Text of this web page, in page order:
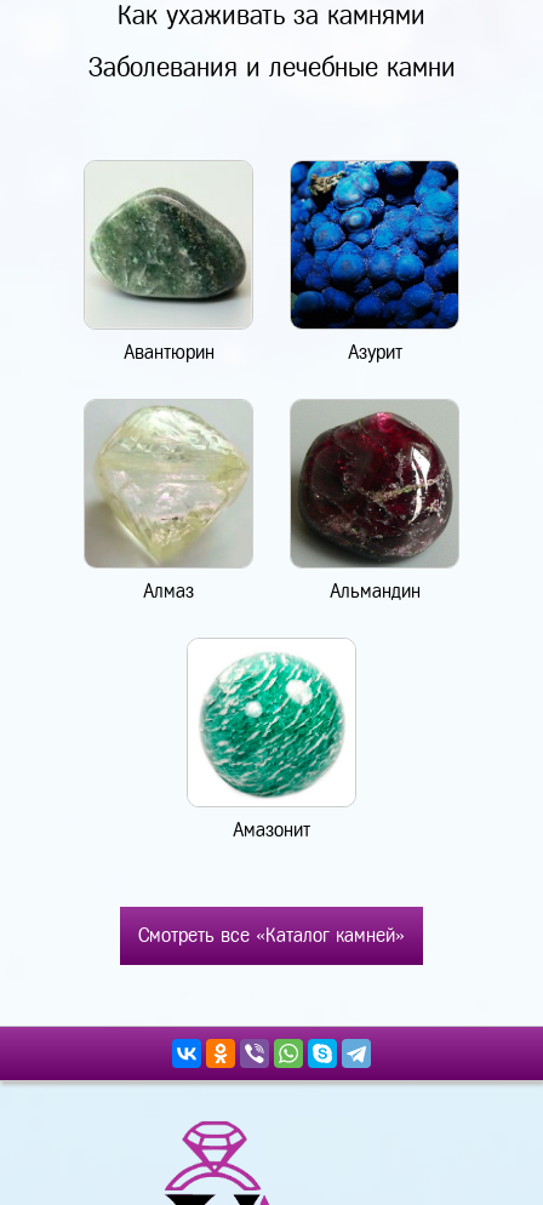
Как ухаживать за камнями
Заболевания и лечебные камни
Авантюрин Азурит
Алмаз Альмандин
Амазонит
Смотреть все «Каталог камней»